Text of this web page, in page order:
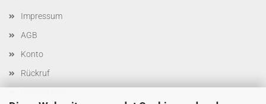
Impressum
AGB
Konto
Rückruf